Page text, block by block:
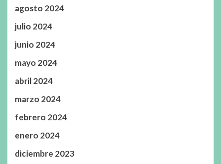
agosto 2024
julio 2024
junio 2024
mayo 2024
abril 2024
marzo 2024
febrero 2024
enero 2024
diciembre 2023